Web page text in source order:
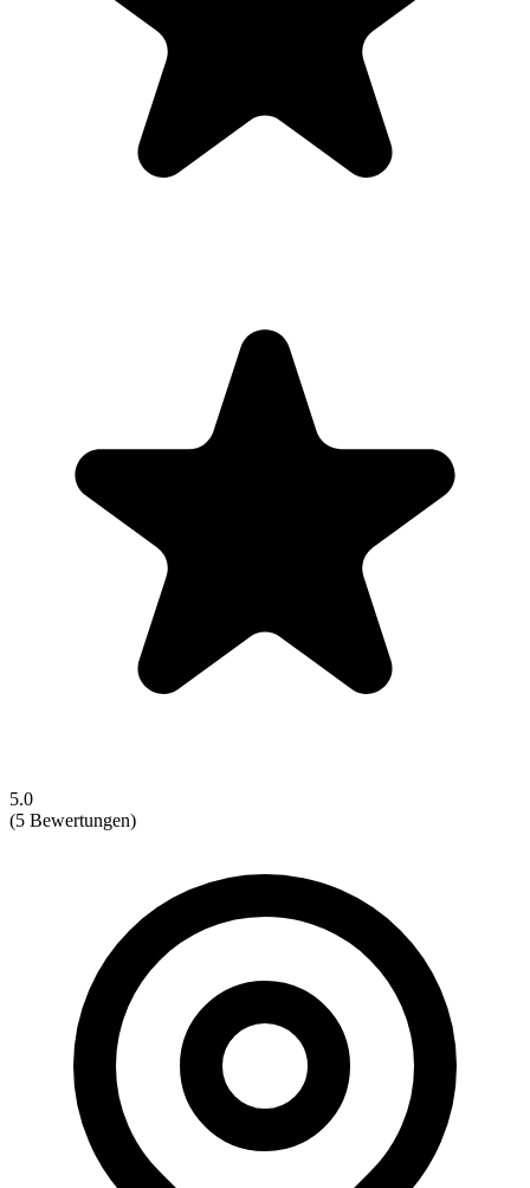
5.0
(5 Bewertungen)